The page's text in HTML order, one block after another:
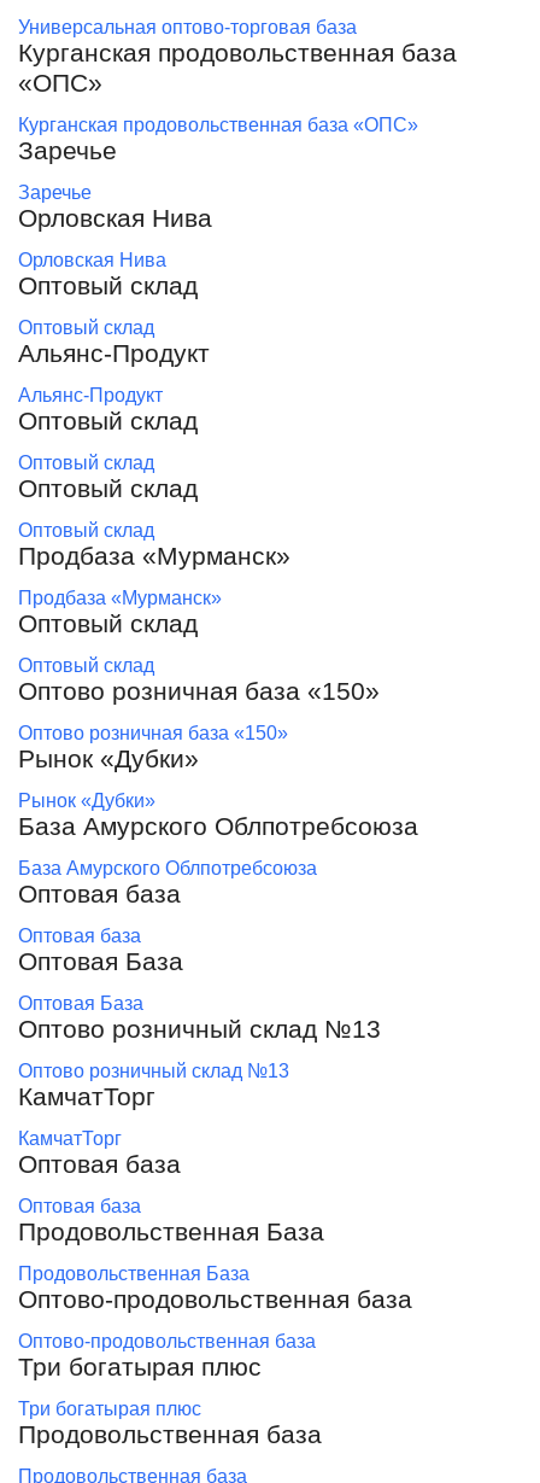
Универсальная оптово-торговая база
Курганская продовольственная база
«ОПС»
Курганская продовольственная база «ОПС»
Заречье
Заречье
Орловская Нива
Орловская Нива
Оптовый склад
Оптовый склад
Альянс-Продукт
Альянс-Продукт
Оптовый склад
Оптовый склад
Оптовый склад
Оптовый склад
Продбаза «Мурманск»
Продбаза «Мурманск»
Оптовый склад
Оптовый склад
Оптово розничная база «150»
Оптово розничная база «150»
Рынок «Дубки»
Рынок «Дубки»
База Амурского Облпотребсоюза
База Амурского Облпотребсоюза
Оптовая база
Оптовая база
Оптовая База
Оптовая База
Оптово розничный склад №13
Оптово розничный склад №13
КамчатТорг
КамчатТорг
Оптовая база
Оптовая база
Продовольственная База
Продовольственная База
Оптово-продовольственная база
Оптово-продовольственная база
Три богатырая плюс
Три богатырая плюс
Продовольственная база
Продовольственная база